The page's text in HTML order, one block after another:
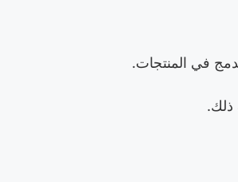
في المنتجات.
ذلك.